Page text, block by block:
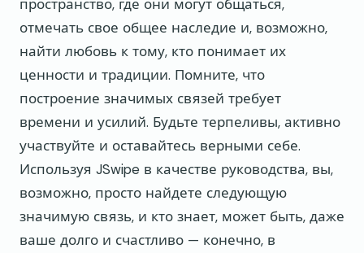
пространство, где они могут общаться,
отмечать свое общее наследие и, возможно,
найти любовь к тому, кто понимает их
ценности и традиции. Помните, что
построение значимых связей требует
времени и усилий. Будьте терпеливы, активно
участвуйте и оставайтесь верными себе.
Используя JSwipe в качестве руководства, вы,
возможно, просто найдете следующую
значимую связь, и кто знает, может быть, даже
ваше долго и счастливо — конечно, в